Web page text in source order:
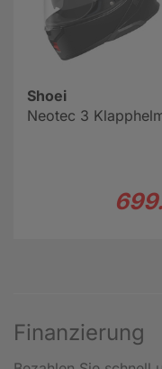
Shoei
Neotec 3
Finanzierung